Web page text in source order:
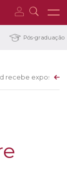
Pós-graduação
recebe exposição